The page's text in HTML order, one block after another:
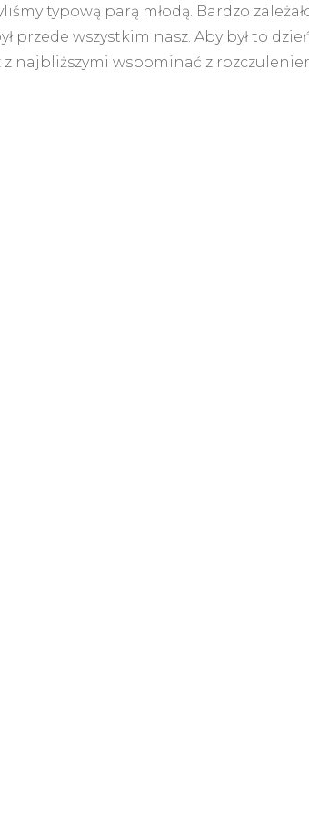
typową parą młodą. Bardzo
przede wszystkim nasz. Aby był to
z najbliższymi wspominać z